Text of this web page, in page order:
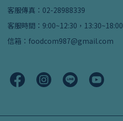
客服傳真：02-28988339
客服時間：9:00~12:30，13:30~18:00
信箱：foodcom987@gmail.com